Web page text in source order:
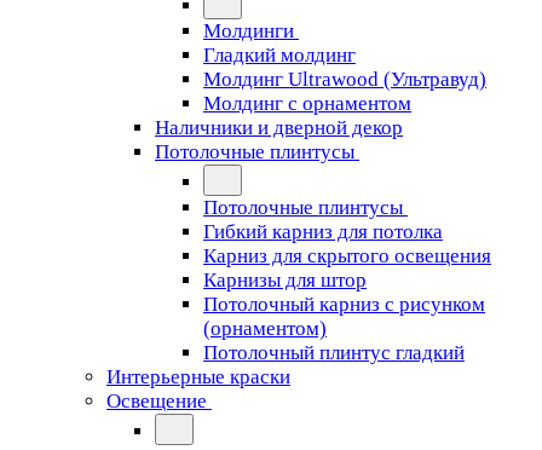
Молдинги
Гладкий молдинг
Молдинг Ultrawood (Ультравуд)
Молдинг с орнаментом
Наличники и дверной декор
Потолочные плинтусы
Потолочные плинтусы
Гибкий карниз для потолка
Карниз для скрытого освещения
Карнизы для штор
Потолочный карниз с рисунком
(орнаментом)
Потолочный плинтус гладкий
Интерьерные краски
Освещение